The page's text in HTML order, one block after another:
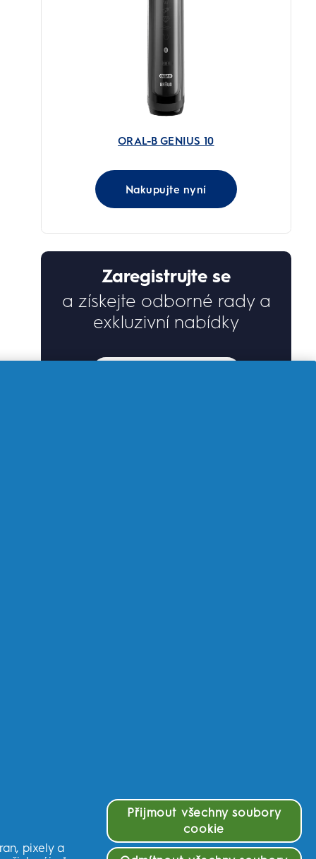
ORAL-B GENIUS 10
Nakupujte nyní
Zaregistrujte se
a získejte odborné rady a
exkluzivní nabídky
pixely a
Přijmout všechny soubory
cookie